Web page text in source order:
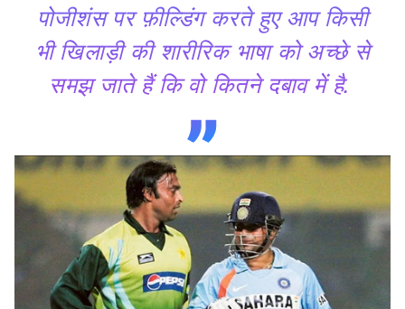
पोजीशंस पर फ़ील्डिंग करते हुए आप किसी
भी खिलाड़ी की शारीरिक भाषा को अच्छे से
समझ जाते हैं कि वो कितने दबाव में है.